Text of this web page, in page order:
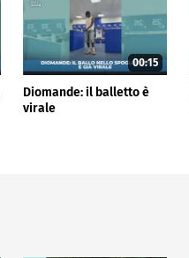
00:15
Diomande: il balletto è
virale